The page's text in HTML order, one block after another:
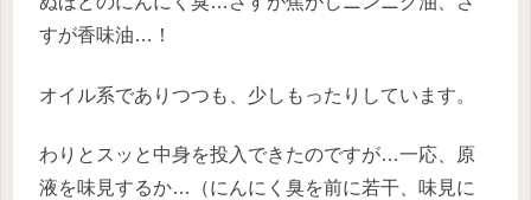
すが香味油…！
オイル系でありつつも、少しもったりしています。
わりとスッと中身を投入できたのですが…一応、原
液を味見するか…（にんにく臭を前に若干、味見に